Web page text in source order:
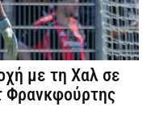
με τη Χαλ σε
Φρανκφούρτης